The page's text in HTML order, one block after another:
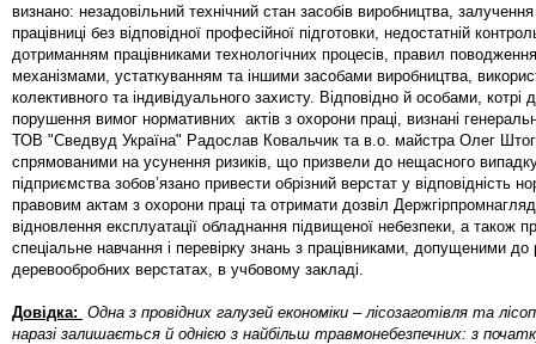
визнано: незадовільний технічний стан засобів виробництва,
працівниці без відповідної професійної підготовки, недостатній
дотриманням працівниками технологічних процесів, правил
механізмами, устаткуванням та іншими засобами виробництва,
колективного та індивідуального захисту. Відповідно й особами, котрі
порушення вимог нормативних актів з охорони праці, визнані
ТОВ "Сведвуд Україна" Радослав Ковальчик та в.о. майстра Олег
спрямованими на усунення ризиків, що призвели до нещасного
підприємства зобов’язано привести обрізний верстат у відповідність
правовим актам з охорони праці та отримати дозвіл
відновлення експлуатації обладнання підвищеної небезпеки, а також
спеціальне навчання і перевірку знань з працівниками, допущеними до
деревообробних верстатах, в учбовому закладі.
Довідка: Одна з провідних галузей економіки – лісозаготівля та
наразі залишається й однією з найбільш травмонебезпечних: з